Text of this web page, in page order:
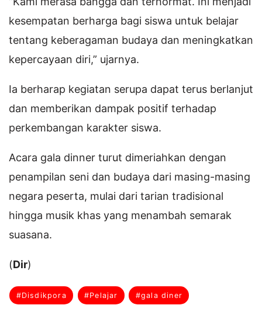
kesempatan berharga bagi siswa untuk belajar
tentang keberagaman budaya dan meningkatkan
kepercayaan diri,” ujarnya.
Ia berharap kegiatan serupa dapat terus berlanjut
dan memberikan dampak positif terhadap
perkembangan karakter siswa.
Acara gala dinner turut dimeriahkan dengan
penampilan seni dan budaya dari masing-masing
negara peserta, mulai dari tarian tradisional
hingga musik khas yang menambah semarak
suasana.
(Dir)
#Disdikpora #Pelajar #gala diner